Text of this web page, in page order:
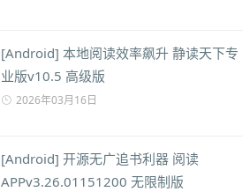
[Android] 本地阅读效率飙升 静读天下专
业版v10.5 高级版
2026年03月16日
[Android] 开源无广追书利器 阅读
APPv3.26.01151200 无限制版